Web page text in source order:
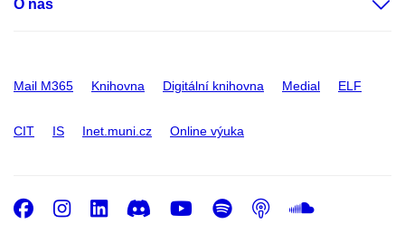
O nás
Mail M365 Knihovna Digitální knihovna Medial ELF
CIT IS Inet.muni.cz Online výuka
Facebook
Instagram
LinkedIn
DiscordYoutube
Spotify
Podcast